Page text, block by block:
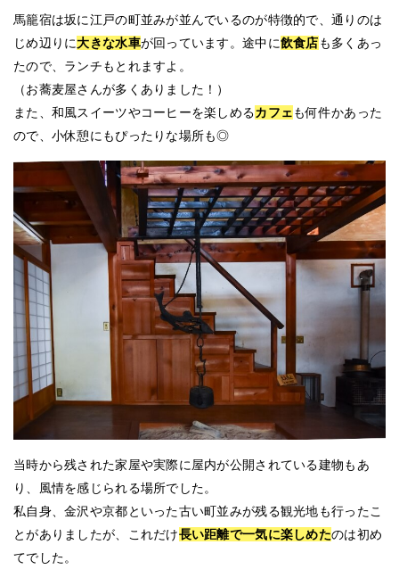
馬籠宿は坂に江戸の町並みが並んでいるのが特徴的で、通りのは
じめ辺りに大きな水車が回っています。途中に飲食店も多くあっ
たので、ランチもとれますよ。
（お蕎麦屋さんが多くありました！）
また、和風スイーツやコーヒーを楽しめるカフェも何件かあった
ので、小休憩にもぴったりな場所も◎
当時から残された家屋や実際に屋内が公開されている建物もあ
り、風情を感じられる場所でした。
私自身、金沢や京都といった古い町並みが残る観光地も行ったこ
とがありましたが、これだけ長い距離で一気に楽しめたのは初め
てでした。